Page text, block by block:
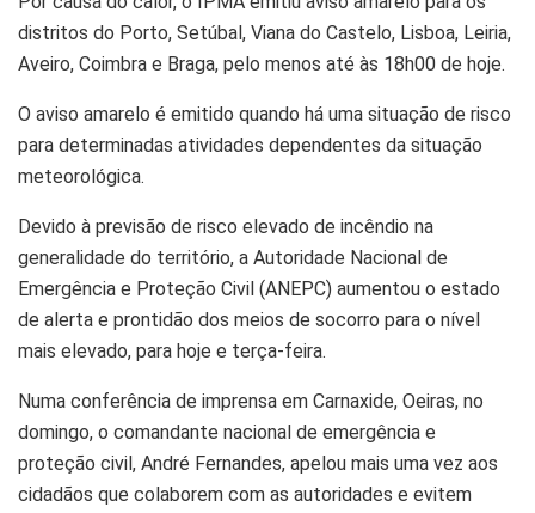
distritos do Porto, Setúbal, Viana do Castelo, Lisboa, Leiria,
Aveiro, Coimbra e Braga, pelo menos até às 18h00 de hoje.
O aviso amarelo é emitido quando há uma situação de risco
para determinadas atividades dependentes da situação
meteorológica.
Devido à previsão de risco elevado de incêndio na
generalidade do território, a Autoridade Nacional de
Emergência e Proteção Civil (ANEPC) aumentou o estado
de alerta e prontidão dos meios de socorro para o nível
mais elevado, para hoje e terça-feira.
Numa conferência de imprensa em Carnaxide, Oeiras, no
domingo, o comandante nacional de emergência e
proteção civil, André Fernandes, apelou mais uma vez aos
cidadãos que colaborem com as autoridades e evitem